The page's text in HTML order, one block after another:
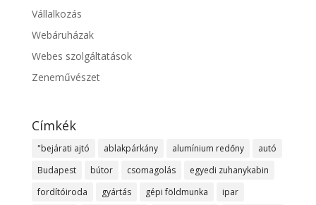
Vállalkozás
Webáruházak
Webes szolgáltatások
Zeneművészet
Címkék
"bejárati ajtó ablakpárkány alumínium redőny
autó
Budapest
bútor csomagolás
egyedi zuhanykabin
fordítóiroda
gyártás gépi földmunka
ipar